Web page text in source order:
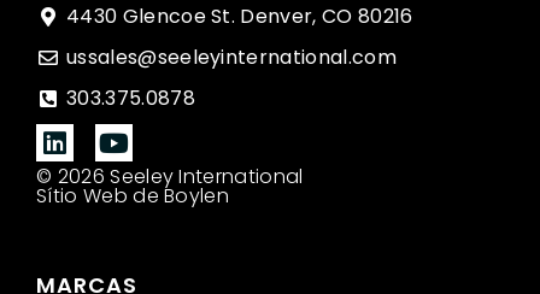
4430 Glencoe St. Denver, CO 80216
ussales@seeleyinternational.com
303.375.0878
© 2026 Seeley International
Sítio Web de Boylen
MARCAS